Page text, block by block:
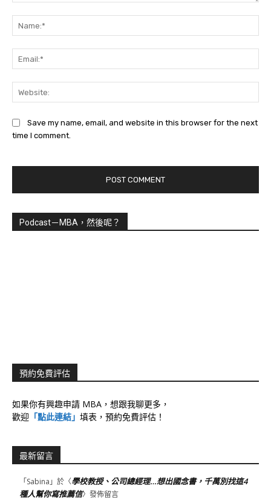
Save my name, email, and website in this browser for the next
time I comment.
Podcast－MBA，然後呢？
預約免費評估
如果你有興趣申請 MBA，想跟我聊更多，
歡迎 「點此連結」 填表，預約免費評估！
最新留言
「Sabina 」於〈學校教授、公司總經理…想出國念書，千萬別找這4
種人幫你寫推薦信〉發佈留言